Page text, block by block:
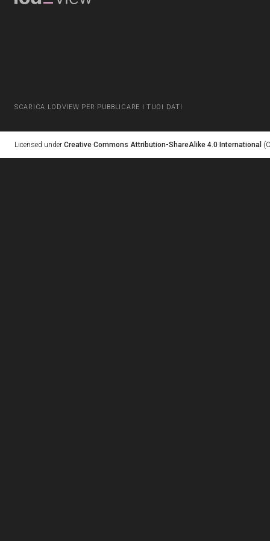
SCARICA LODVIEW PER PUBBLICARE I TUOI DATI
Licensed under Creative Commons Attribution-ShareAlike 4.0 International